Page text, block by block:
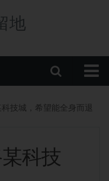
地
技城，希望能全身而退
科技